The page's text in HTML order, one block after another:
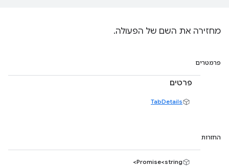
מחזירה את השם של הפעולה.
פרמטרים
פרטים
TabDetails
החזרות
Promise<string>